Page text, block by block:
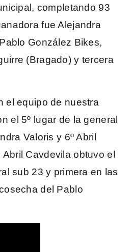
completando 93
fue Alejandra
González Bikes,
(Bragado) y tercera
el equipo de nuestra
el 5º lugar de la general
Valoris y 6º Abril
Cavdevila obtuvo el
sub 23 y primera en las
del Pablo